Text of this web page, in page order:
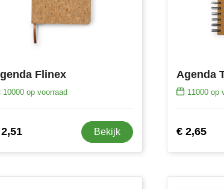
Flinex
10000op voorraad
Bekijk
Agenda
11000 op
€ 2,65